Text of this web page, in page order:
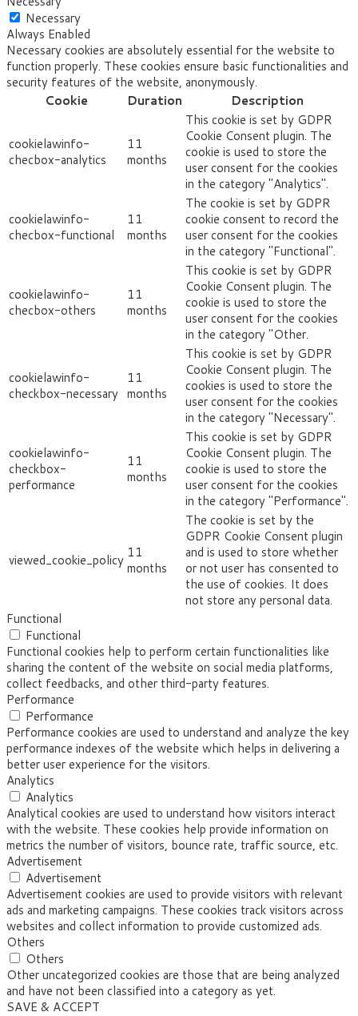
Necessary
Always Enabled
Necessary cookies are absolutely essential for the website to
function properly. These cookies ensure basic functionalities and
security features of the website, anonymously.
Cookie
Duration Description
cookielawinfo-
checbox-analytics
11
months
This cookie is set by GDPR
Cookie Consent plugin. The
cookie is used to store the
user consent for the cookies
in the category "Analytics".
cookielawinfo-
checbox-functional
11
months
The cookie is set by GDPR
cookie consent to record the
user consent for the cookies
in the category "Functional".
cookielawinfo-
checbox-others
11
months
This cookie is set by GDPR
Cookie Consent plugin. The
cookie is used to store the
user consent for the cookies
in the category "Other.
cookielawinfo-
checkbox-necessary
11
months
This cookie is set by GDPR
Cookie Consent plugin. The
cookies is used to store the
user consent for the cookies
in the category "Necessary".
cookielawinfo-
checkbox-
performance
11
months
This cookie is set by GDPR
Cookie Consent plugin. The
cookie is used to store the
user consent for the cookies
in the category "Performance".
viewed_cookie_policy 11
months
The cookie is set by the
GDPR Cookie Consent plugin
and is used to store whether
or not user has consented to
the use of cookies. It does
not store any personal data.
Functional
Functional
Functional cookies help to perform certain functionalities like
sharing the content of the website on social media platforms,
collect feedbacks, and other third-party features.
Performance
Performance
Performance cookies are used to understand and analyze the key
performance indexes of the website which helps in delivering a
better user experience for the visitors.
Analytics
Analytics
Analytical cookies are used to understand how visitors interact
with the website. These cookies help provide information on
metrics the number of visitors, bounce rate, traffic source, etc.
Advertisement
Advertisement
Advertisement cookies are used to provide visitors with relevant
ads and marketing campaigns. These cookies track visitors across
websites and collect information to provide customized ads.
Others
Others
Other uncategorized cookies are those that are being analyzed
and have not been classified into a category as yet.
SAVE & ACCEPT